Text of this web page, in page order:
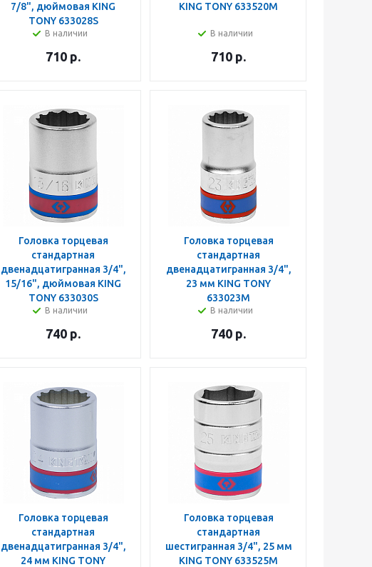
7/8", дюймовая KING
TONY 633028S
В наличии
710 р.
KING TONY 633520M
В наличии
710 р.
Головка торцевая
стандартная
двенадцатигранная 3/4",
15/16", дюймовая KING
TONY 633030S
В наличии
740 р.
Головка торцевая
стандартная
двенадцатигранная 3/4",
23 мм KING TONY
633023M
В наличии
740 р.
Головка торцевая
стандартная
двенадцатигранная 3/4",
24 мм KING TONY
Головка торцевая
стандартная
шестигранная 3/4", 25 мм
KING TONY 633525M